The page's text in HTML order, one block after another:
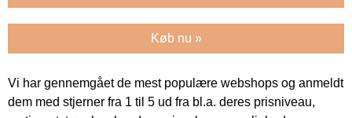
Køb nu »
Vi har gennemgået de mest populære webshops og anmeldt
dem med stjerner fra 1 til 5 ud fra bl.a. deres prisniveau,